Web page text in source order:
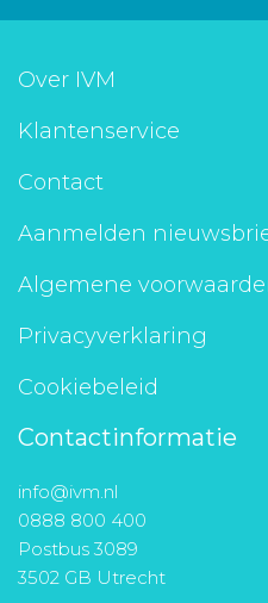
Over IVM
Klantenservice
Contact
Aanmelden
Algemene
Privacyverklaring
Cookiebeleid
Contactinformatie
info@ivm.nl
0888 800 400
Postbus 3089
3502 GB Utrecht